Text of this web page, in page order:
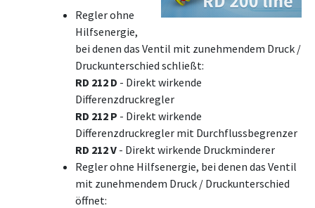
Regler ohne
Hilfsenergie,
bei denen das Ventil mit zunehmendem Druck /
Druckunterschied schließt:
RD 212 D - Direkt wirkende
Differenzdruckregler
RD 212 P - Direkt wirkende
Differenzdruckregler mit Durchflussbegrenzer
RD 212 V - Direkt wirkende Druckminderer
Regler ohne Hilfsenergie, bei denen das Ventil
mit zunehmendem Druck / Druckunterschied
öffnet: